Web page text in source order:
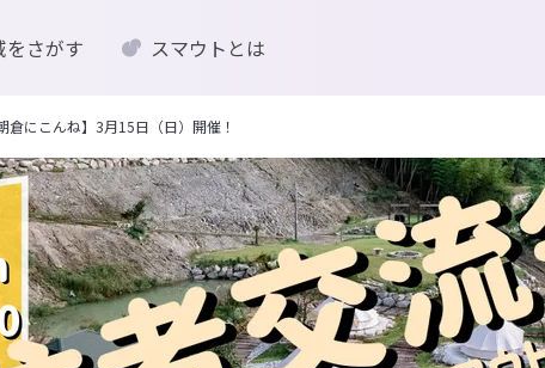
をさがす スマウトとは
倉にこんね】3月15日（日）開催！